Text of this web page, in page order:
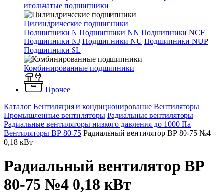
игольчатые подшипники
Цилиндрические подшипники
Подшипники N Подшипники NN Подшипники NCF
Подшипники NJ Подшипники NU Подшипники NUP
Подшипники SL
Комбинированные подшипники
Прочее
Каталог Вентиляция и кондиционирование Вентиляторы
Промышленные вентиляторы Радиальные вентиляторы
Радиальные вентиляторы низкого давления до 1000 Па
Вентиляторы ВР 80-75 Радиальный вентилятор ВР 80-75 №4
0,18 кВт
Радиальный вентилятор ВР
80-75 №4 0,18 кВт